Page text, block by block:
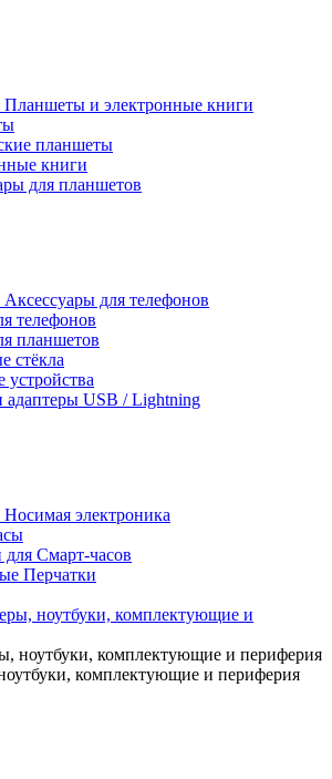
Планшеты и электронные книги
планшеты
книги
для планшетов
Аксессуары для телефонов
телефонов
планшетов
стёкла
устройства
адаптеры USB / Lightning
Носимая электроника
Смарт-часов
Перчатки
ноутбуки, комплектующие и
ноутбуки, комплектующие и периферия
комплектующие и периферия